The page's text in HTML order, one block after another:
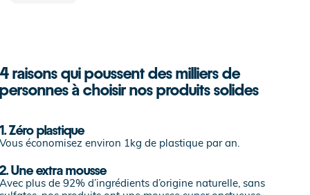
4 raisons qui poussent des milliers de
personnes à choisir nos produits solides
1. Zéro plastique
Vous économisez environ 1kg de plastique par an.
2. Une extra mousse
Avec plus de 92% d’ingrédients d’origine naturelle, sans